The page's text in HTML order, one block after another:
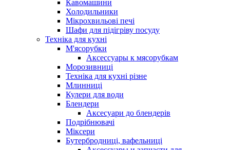
Кавомашини
Холодильники
Мікрохвильові печі
Шафи для підігріву посуду
Техніка для кухні
М'ясорубки
Аксессуары к мясорубкам
Морозивниці
Техніка для кухні різне
Млинниці
Кулери для води
Блендери
Аксесуари до блендерів
Подрібнювачі
Міксери
Бутербродниці, вафельниці